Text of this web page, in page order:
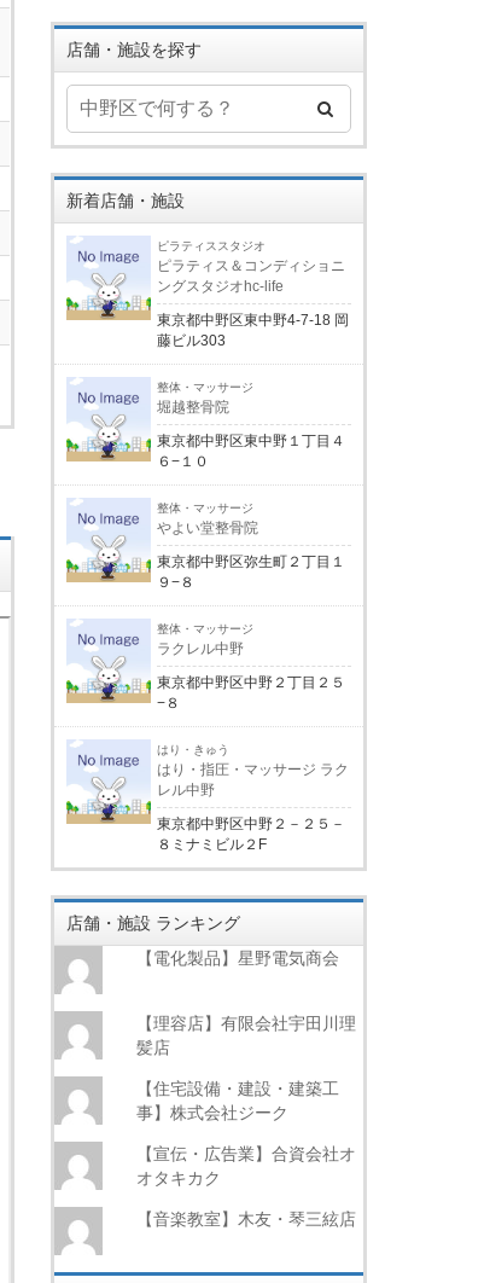
店舗・施設を探す
新着店舗・施設
ピラティススタジオ
ピラティス＆コンディショニ
ングスタジオhc-life
東京都中野区東中野4-7-18 岡
藤ビル303
整体・マッサージ
堀越整骨院
東京都中野区東中野１丁目４
６−１０
整体・マッサージ
やよい堂整骨院
東京都中野区弥生町２丁目１
９−８
整体・マッサージ
ラクレル中野
東京都中野区中野２丁目２５
−８
はり・きゅう
はり・指圧・マッサージ ラク
レル中野
東京都中野区中野２－２５－
８ミナミビル２F
店舗・施設 ランキング
【電化製品】星野電気商会
【理容店】有限会社宇田川理
髪店
【住宅設備・建設・建築工
事】株式会社ジーク
【宣伝・広告業】合資会社オ
オタキカク
【音楽教室】木友・琴三絃店